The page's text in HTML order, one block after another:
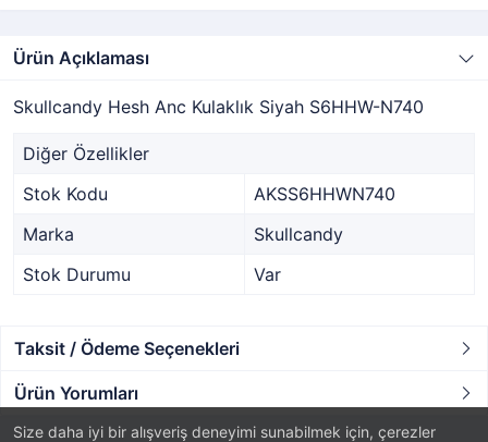
Size daha iyi bir alışveriş deneyimi sunabilmek için, çerezler
Ürün Açıklaması
Skullcandy Hesh Anc Kulaklık Siyah S6HHW-N740
Diğer Özellikler
Stok Kodu
AKSS6HHWN740
Marka
Skullcandy
Stok Durumu
Var
Taksit / Ödeme Seçenekleri
Ürün Yorumları